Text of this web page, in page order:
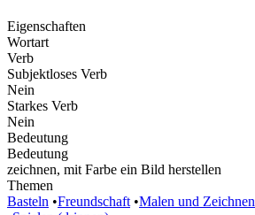
Eigenschaften
Wortart
Verb
Subjektloses Verb
Nein
Starkes Verb
Nein
Bedeutung
Bedeutung
zeichnen, mit Farbe ein Bild herstellen
Themen
Basteln •Freundschaft •Malen und Zeichnen